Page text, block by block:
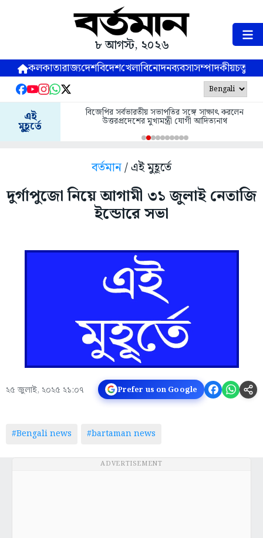
৮ আগস্ট, ২০২৬
কলকাতারাজ্যদেশবিদেশখেলাবিনোদনব্যবসাসম্পাদকীয়
এই
মুহূর্তে
বিজেপির সর্বভারতীয় সভাপতির সঙ্গে সাক্ষাৎ করলেন
উত্তরপ্রদেশের মুখ্যমন্ত্রী যোগী আদিত্যনাথ
বর্তমান/ এই মুহূর্তে
দুর্গাপুজো নিয়ে আগামী ৩১ জুলাই নেতাজি
ইন্ডোরে সভা
২৫ জুলাই, ২০২৫ ২১:০৭ Prefer us on Google
#Bengali news #bartaman news
ADVERTISEMENT